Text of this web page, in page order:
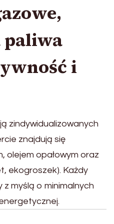
paliwa
i
zindywidualizowanych
znajdują się
olejem opałowym oraz
ekogroszek). Każdy
myślą o minimalnych